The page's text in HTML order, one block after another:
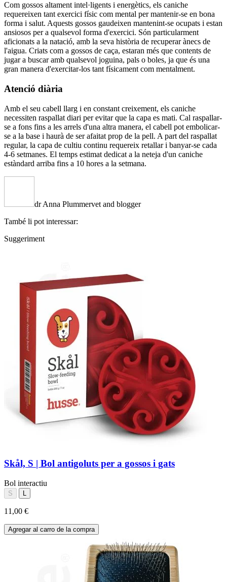
Com gossos altament intel·ligents i energètics, els caniche
requereixen tant exercici físic com mental per mantenir-se en bona
forma i salut. Aquests gossos gaudeixen mantenint-se ocupats i estan
ansiosos per a qualsevol forma d'exercici. Són particularment
aficionats a la natació, amb la seva història de recuperar ànecs de
l'aigua. Criats com a gossos de caça, estaran més que contents de
jugar a buscar amb qualsevol joguina, pals o boles, ja que és una
gran manera d'exercitar-los tant físicament com mentalment.
Atenció diària
Amb el seu cabell llarg i en constant creixement, els caniche
necessiten raspallat diari per evitar que la capa es mati. Cal raspallar-
se a fons fins a les arrels d'una altra manera, el cabell pot embolicar-
se a la base i haurà de ser afaitat prop de la pell. A part del raspallat
regular, la capa de cultiu continu requereix retallar i banyar-se cada
4-6 setmanes. El temps estimat dedicat a la neteja d'un caniche
estàndard arriba fins a 10 hores a la setmana.
dr Anna Plummervet and blogger
També li pot interessar:
Suggeriment
Skål, S | Bol antigoluts per a gossos i gats
Bol interactiu
S
11,00 €
Agregar al carro de la compra